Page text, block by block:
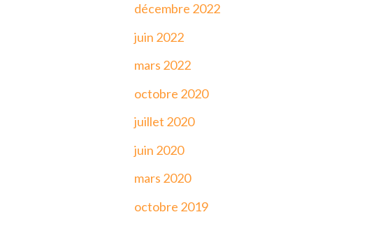
décembre 2022
juin 2022
mars 2022
octobre 2020
juillet 2020
juin 2020
mars 2020
octobre 2019